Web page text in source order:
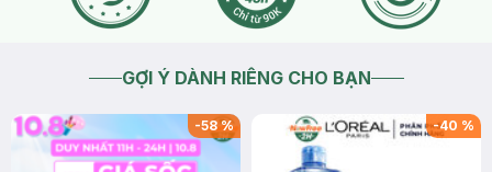
GỢI Ý DÀNH RIÊNG CHO BẠN
-58% -40 %